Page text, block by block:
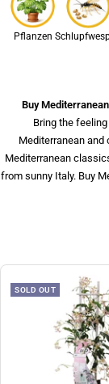
Pflanzen
Buy
Bring the
Mediterranean and
Mediterranean
from sunny Italy. Buy
SOLD OUT